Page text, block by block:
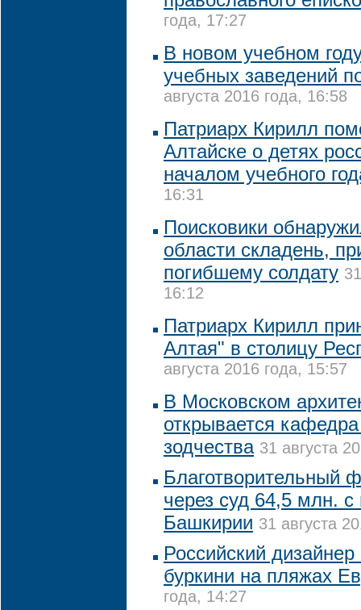
года, 17:27
В новом учебном
учебных заведений
августа 2016 года, 16:58
Патриарх Кирилл
Алтайске о детях
началом учебного
16:31
Поисковики
области складень,
погибшему солдату
16:12
Патриарх Кирилл
Алтая" в столицу
августа 2016 года, 15:57
В Московском
открывается
зодчества 31 августа
Благотворительный
через суд 64,5 млн.
Башкирии 31 августа
Российский
буркини на пляжах
года, 14:27